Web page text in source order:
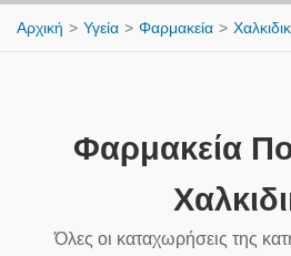
Αρχική Υγεία Φαρμακεία
Φαρμακεία
Όλες οι καταχωρήσεις της